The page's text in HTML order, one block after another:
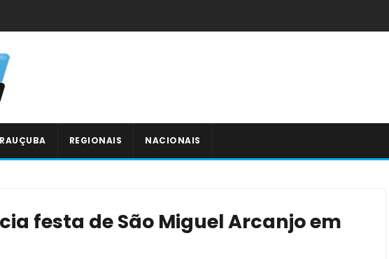
REGIONAIS NACIONAIS
festa de São Miguel Arcanjo em